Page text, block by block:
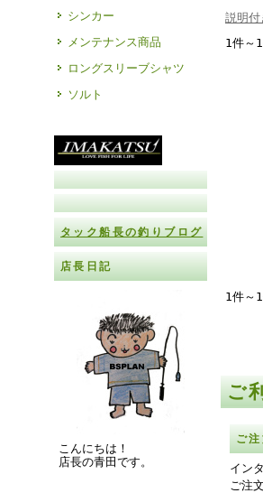
シンカー
メンテナンス商品
ロングスリーブシャツ
ソルト
タック船長の釣りブログ
店長日記
こんにちは！
店長の青田です。
説明付
1件～
1件～
ご
ご
イン
ご注